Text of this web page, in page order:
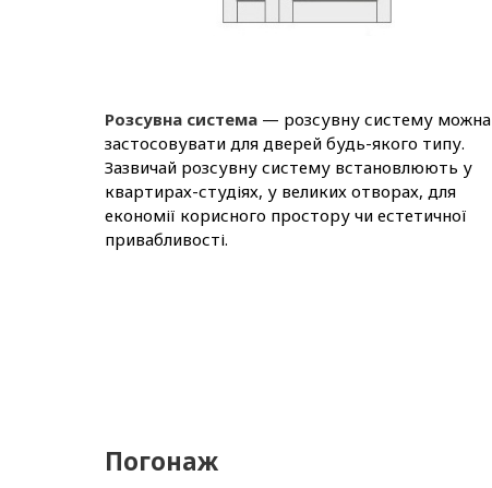
Розсувна система — розсувну систему можна
застосовувати для дверей будь-якого типу.
Зазвичай розсувну систему встановлюють у
квартирах-студіях, у великих отворах, для
економії корисного простору чи естетичної
привабливості.
Погонаж